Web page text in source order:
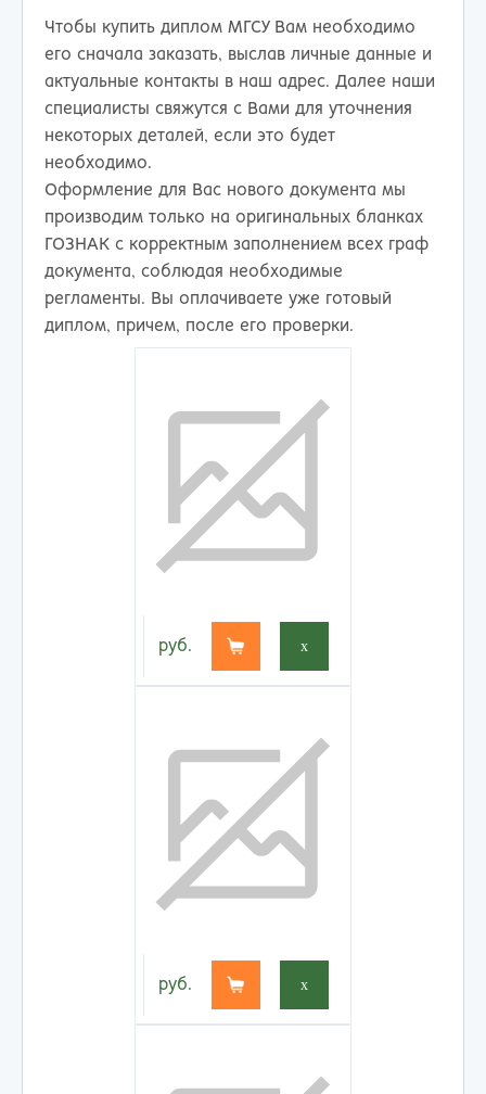
Чтобы купить диплом МГСУ Вам необходимо
его сначала заказать, выслав личные данные и
актуальные контакты в наш адрес. Далее наши
специалисты свяжутся с Вами для уточнения
некоторых деталей, если это будет
необходимо.
Оформление для Вас нового документа мы
производим только на оригинальных бланках
ГОЗНАК с корректным заполнением всех граф
документа, соблюдая необходимые
регламенты. Вы оплачиваете уже готовый
диплом, причем, после его проверки.
руб. x
руб. x